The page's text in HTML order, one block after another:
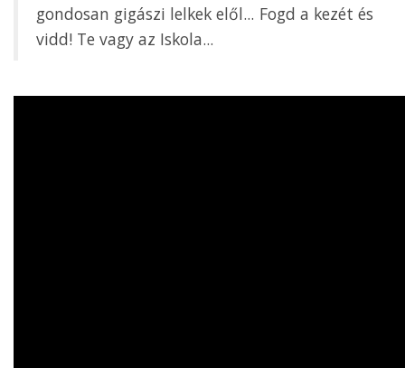
gondosan gigászi lelkek elől... Fogd a kezét és
vidd! Te vagy az Iskola...